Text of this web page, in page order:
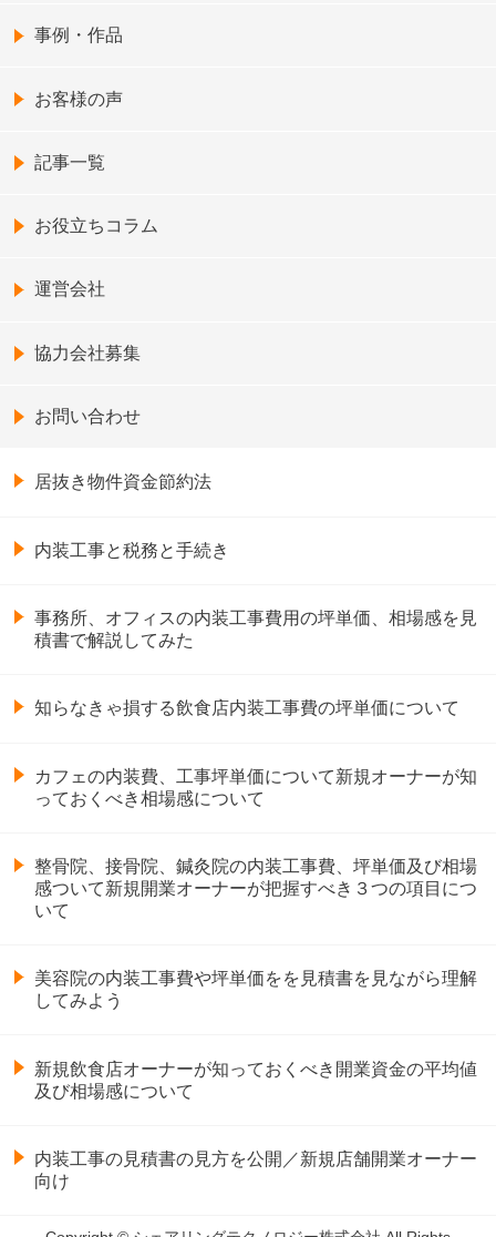
事例・作品
お客様の声
記事一覧
お役立ちコラム
運営会社
協力会社募集
お問い合わせ
居抜き物件資金節約法
内装工事と税務と手続き
事務所、オフィスの内装工事費用の坪単価、相場感を見
積書で解説してみた
知らなきゃ損する飲食店内装工事費の坪単価について
カフェの内装費、工事坪単価について新規オーナーが知
っておくべき相場感について
整骨院、接骨院、鍼灸院の内装工事費、坪単価及び相場
感ついて新規開業オーナーが把握すべき３つの項目につ
いて
美容院の内装工事費や坪単価をを見積書を見ながら理解
してみよう
新規飲食店オーナーが知っておくべき開業資金の平均値
及び相場感について
内装工事の見積書の見方を公開／新規店舗開業オーナー
向け